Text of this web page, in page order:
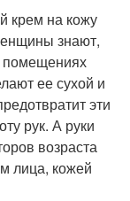
крем на кожу
знают,
помещениях
ее сухой и
эти
рук. А руки
возраста
лица, кожей